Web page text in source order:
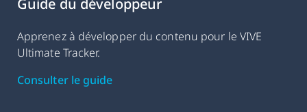
Guide du développeur
Apprenez à développer du contenu pour le VIVE
Ultimate Tracker.
Consulter le guide